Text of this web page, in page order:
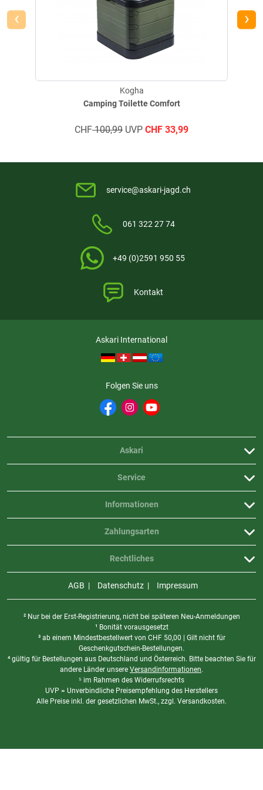
Camping Toilette Comfort
Kogha
CHF100,99 UVP CHF 33,99
‹ ›
service@askari-jagd.ch
061 322 27 74
+49 (0)2591 950 55
Kontakt
Askari International
Folgen Sie uns
Askari
Service
Informationen
Rechtliches
Zahlungsarten
AGB Datenschutz Impressum
² Nur bei der Erst-Registrierung, nicht bei späteren Neu-Anmeldungen
¹ Bonität vorausgesetzt
³ ab einem Mindestbestellwert von CHF50,00 | Gilt nicht für
Geschenkgutschein-Bestellungen.
⁴ gültig für Bestellungen aus Deutschland und Österreich. Bitte beachten Sie für
andere Länder unsere Versandinformationen.
⁵ im Rahmen des Widerrufsrechts
UVP = Unverbindliche Preisempfehlung des Herstellers
Alle Preise inkl. der gesetzlichen MwSt., zzgl. Versandkosten.